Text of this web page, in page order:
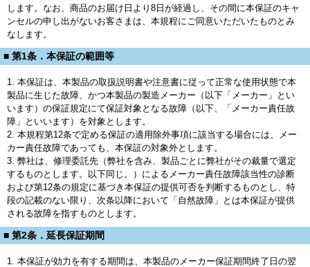
します。なお、商品のお届け日より8日が経過し、その間に本保証のキャ
ンセルの申し出がないお客さまは、本規程にご同意いただいたものとみ
なします。
■ 第1条．本保証の範囲等
1. 本保証は、本製品の取扱説明書や注意書に従って正常な使用状態で本
製品に生じた故障、かつ本製品の製造メーカー（以下「メーカー」とい
います）の保証規定にて保証対象となる故障（以下、「メーカー責任故
障」といいます）を対象とします。
2. 本規程第12条で定める保証の適用除外事項に該当する場合には、メー
カー責任故障であっても、本保証の対象外とします。
3. 弊社は、修理委託先（弊社を含み、製品ごとに弊社がその裁量で選定
するものとします。以下同じ。）によるメーカー責任故障該当性の診断
および第12条の規定に基づき本保証の提供可否を判断するものとし、特
段の記載のない限り、次条以降において「自然故障」とは本保証が提供
される故障を指すものとします。
■ 第2条．延長保証期間
1. 本保証が効力を有する期間は、本製品のメーカー保証期間終了日の翌